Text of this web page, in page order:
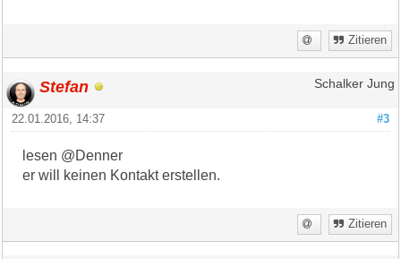
Zitieren
Stefan Schalker Jung
#3
22.01.2016, 14:37
lesen @Denner
er will keinen Kontakt erstellen.
Zitieren